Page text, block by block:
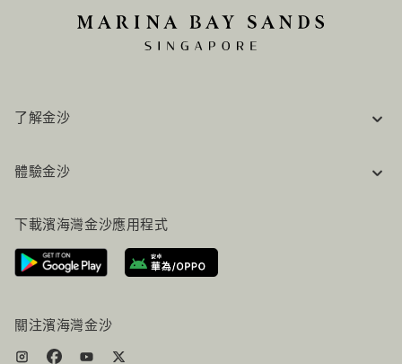
了解金沙
工作機會
聯絡我們
體驗金沙
行程規劃
路線指引
服務設施
下載濱海灣金沙應用程式
關注濱海灣金沙